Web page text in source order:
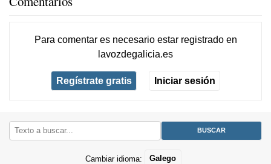
Para comentar es necesario estar registradoen
lavozdegalicia.es
Regístrate gratis Iniciar sesión
Cambiar idioma: Galego